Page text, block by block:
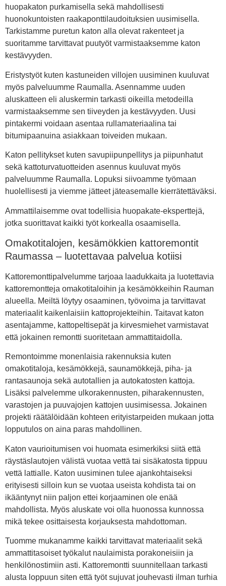
huopakaton purkamisella sekä mahdollisesti
huonokuntoisten raakaponttilaudoituksien uusimisella.
Tarkistamme puretun katon alla olevat rakenteet ja
suoritamme tarvittavat puutyöt varmistaaksemme katon
kestävyyden.
Eristystyöt kuten kastuneiden villojen uusiminen kuuluvat
myös palveluumme Raumalla. Asennamme uuden
aluskatteen eli aluskermin tarkasti oikeilla metodeilla
varmistaaksemme sen tiiveyden ja kestävyyden. Uusi
pintakermi voidaan asentaa rullamateriaalina tai
bitumipaanuina asiakkaan toiveiden mukaan.
Katon pellitykset kuten savupiipunpellitys ja piipunhatut
sekä kattoturvatuotteiden asennus kuuluvat myös
palveluumme Raumalla. Lopuksi siivoamme työmaan
huolellisesti ja viemme jätteet jäteasemalle kierrätettäväksi.
Ammattilaisemme ovat todellisia huopakate-eksperttejä,
jotka suorittavat kaikki työt korkealla osaamisella.
Omakotitalojen, kesämökkien kattoremontit
Raumassa – luotettavaa palvelua kotiisi
Kattoremonttipalvelumme tarjoaa laadukkaita ja luotettavia
kattoremontteja omakotitaloihin ja kesämökkeihin Rauman
alueella. Meiltä löytyy osaaminen, työvoima ja tarvittavat
materiaalit kaikenlaisiin kattoprojekteihin. Taitavat katon
asentajamme, kattopeltisepät ja kirvesmiehet varmistavat
että jokainen remontti suoritetaan ammattitaidolla.
Remontoimme monenlaisia rakennuksia kuten
omakotitaloja, kesämökkejä, saunamökkejä, piha- ja
rantasaunoja sekä autotallien ja autokatosten kattoja.
Lisäksi palvelemme ulkorakennusten, piharakennusten,
varastojen ja puuvajojen kattojen uusimisessa. Jokainen
projekti räätälöidään kohteen erityistarpeiden mukaan jotta
lopputulos on aina paras mahdollinen.
Katon vaurioitumisen voi huomata esimerkiksi siitä että
räystäslautojen välistä vuotaa vettä tai sisäkatosta tippuu
vettä lattialle. Katon uusiminen tulee ajankohtaiseksi
erityisesti silloin kun se vuotaa useista kohdista tai on
ikääntynyt niin paljon ettei korjaaminen ole enää
mahdollista. Myös aluskate voi olla huonossa kunnossa
mikä tekee osittaisesta korjauksesta mahdottoman.
Tuomme mukanamme kaikki tarvittavat materiaalit sekä
ammattitasoiset työkalut naulaimista porakoneisiin ja
henkilönostimiin asti. Kattoremontti suunnitellaan tarkasti
alusta loppuun siten että työt sujuvat jouhevasti ilman turhia